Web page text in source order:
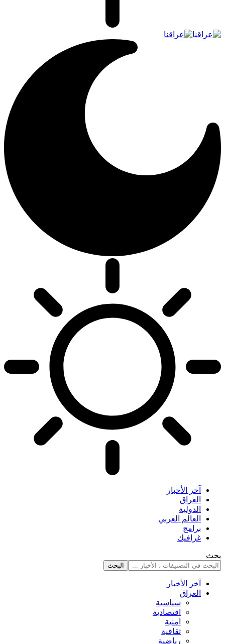
آخر الأخبار
العراق
الدولية
العالم العربي
برامج
غرافيك
بحث
آخر الأخبار
العراق
سياسية
اقتصادية
امنية
ثقافية
رياضية